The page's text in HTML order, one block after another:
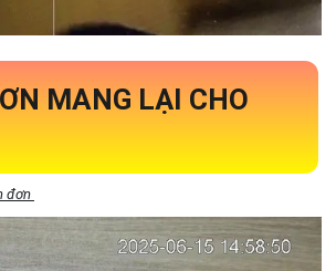
MANG LẠI CHO
đơn